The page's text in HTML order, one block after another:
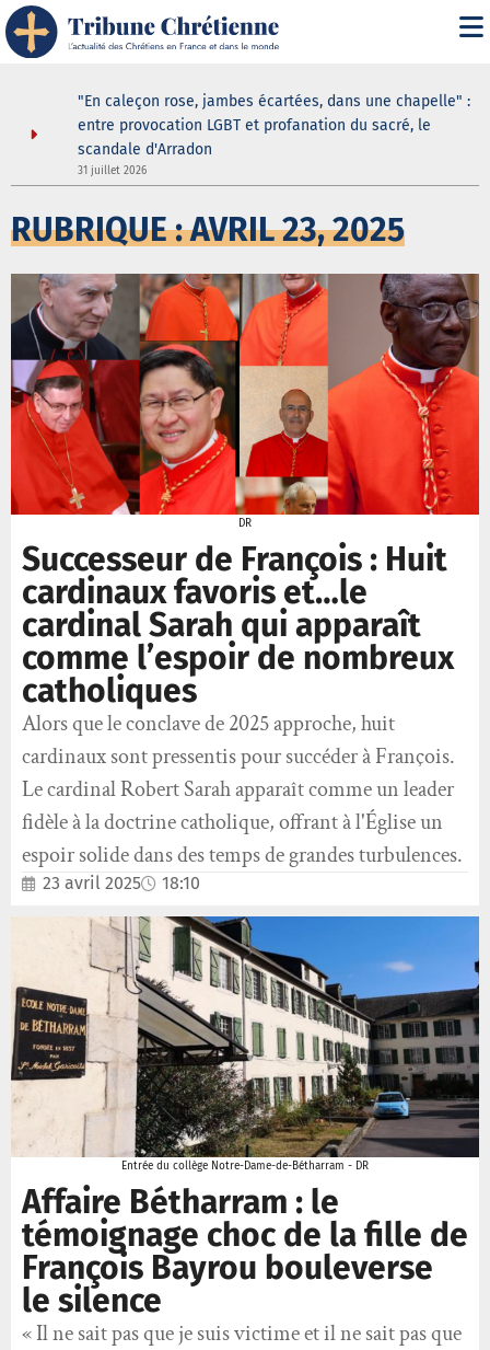
douche
"En caleçon rose, jambes écartées, dans une chapelle" :
entre provocation LGBT et profanation du sacré, le
scandale d'Arradon
31 juillet 2026
RUBRIQUE : AVRIL 23, 2025
DR
Successeur de François : Huit
cardinaux favoris et…le
cardinal Sarah qui apparaît
comme l’espoir de nombreux
catholiques
Alors que le conclave de 2025 approche, huit
cardinaux sont pressentis pour succéder à François.
Le cardinal Robert Sarah apparaît comme un leader
fidèle à la doctrine catholique, offrant à l'Église un
espoir solide dans des temps de grandes turbulences.
23 avril 2025 18:10
Entrée du collège Notre-Dame-de-Bétharram - DR
Affaire Bétharram : le
témoignage choc de la fille de
François Bayrou bouleverse
le silence
« Il ne sait pas que je suis victime et il ne sait pas que